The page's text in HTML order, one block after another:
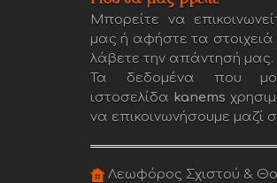
Μπορείτε να
μας ή αφήστε τα
λάβετε την απάντησή μας.
Τα δεδομένα που
ιστοσελίδα kanems
να επικοινωνήσουμε μαζί
Λεωφόρος Σχιστού &